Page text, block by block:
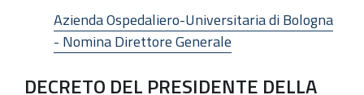
Azienda Ospedaliero-Universitaria di Bologna
- Nomina Direttore Generale
DECRETO DEL PRESIDENTE DELLA